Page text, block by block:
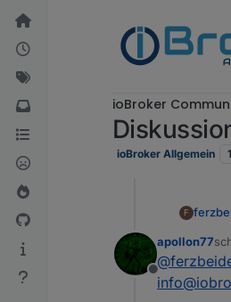
Weiter zum Inhalt
ioBroker
ioBroker Allgemein
F
Offline
apollon77
@